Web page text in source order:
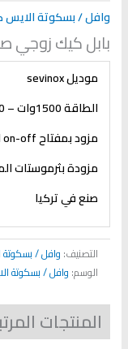
وافل / بسكوتة الايس
بابل كيك زوجي
موديلsevinox
الطاقة 1500وات – 220-240 فولت
مزود بمفتاحon-off
مزودة بثرموستات المانى
صنع في تركيا
التصنيف: وافل / بسكوتة
الوسم: وافل / بسكوتة
المنتجات